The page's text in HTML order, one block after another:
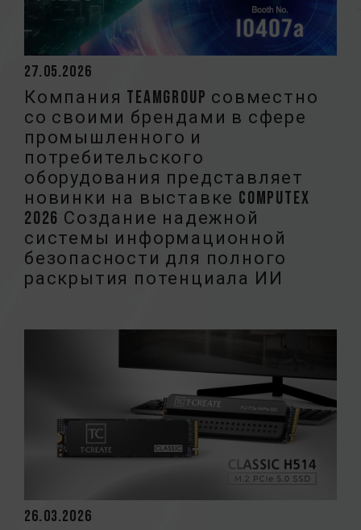
27.05.2026
Компания TEAMGROUP совместно
со своими брендами в сфере
промышленного и
потребительского
оборудования представляет
новинки на выставке COMPUTEX
2026 Создание надежной
системы информационной
безопасности для полного
раскрытия потенциала ИИ
26.03.2026